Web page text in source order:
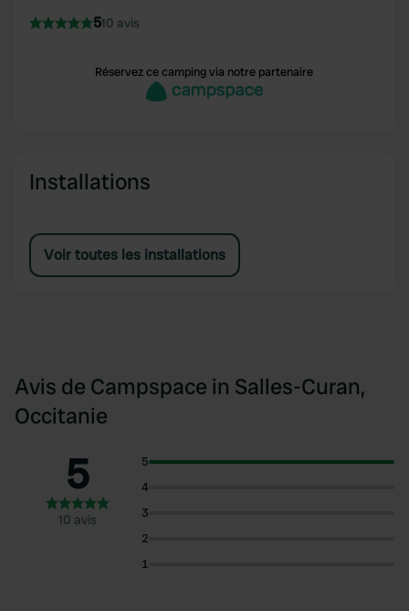
510 avis
Réservez ce camping via notre partenaire
Installations
Voir toutes les installations
Avis de Campspace in Salles-Curan,
Occitanie
5
10 avis
5
4
3
2
1